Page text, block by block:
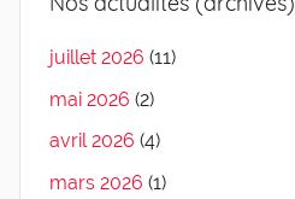
juillet 2026 (11)
mai 2026 (2)
avril 2026 (4)
mars 2026 (1)